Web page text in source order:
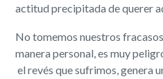
actitud precipitada de querer
No tomemos nuestros
manera personal, es muy
el revés que sufrimos, genera